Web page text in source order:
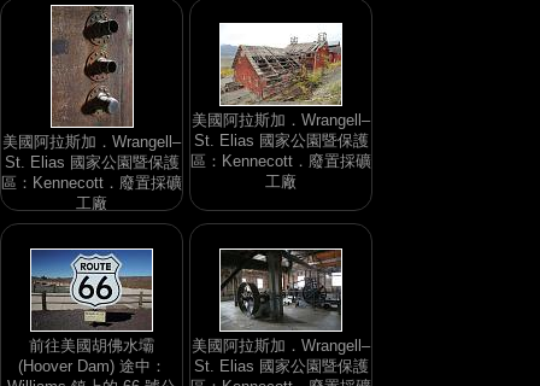
美國阿拉斯加．Wrangell–
St. Elias 國家公園暨保護
區：Kennecott．廢置採礦
工廠
美國阿拉斯加．Wrangell–
St. Elias 國家公園暨保護
區：Kennecott．廢置採礦
工廠
前往美國胡佛水壩
(Hoover Dam) 途中：
美國阿拉斯加．Wrangell–
St. Elias 國家公園暨保護